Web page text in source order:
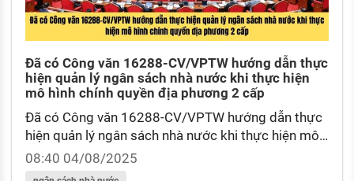
Đã có Công văn 16288-CV/VPTW hướng dẫn thực
hiện quản lý ngân sách nhà nước khi thực hiện
mô hình chính quyền địa phương 2 cấp
Đã có Công văn 16288-CV/VPTW hướng dẫn thực
hiện quản lý ngân sách nhà nước khi thực hiện mô
hình chính quyền địa phương 2 cấp? Quy định về dự
08:40 04/08/2025